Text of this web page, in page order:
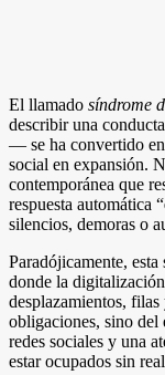
El llamado síndrome
describir una
— se ha convertido
social en expansión.
contemporánea que
respuesta automática “
silencios, demoras o
Paradójicamente,
donde la
desplazamientos,
obligaciones, sino del
redes sociales y una
estar ocupados sin